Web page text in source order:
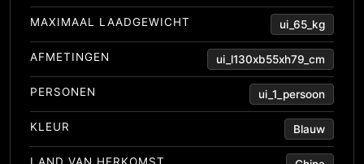
MAXIMAAL LAADGEWICHT ui_65_kg
AFMETINGEN ui_l130xb55xh79_cm
PERSONEN ui_1_persoon
KLEUR Blauw
LAND VAN HERKOMST